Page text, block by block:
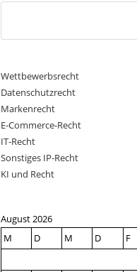
Wettbewerbsrecht
Datenschutzrecht
Markenrecht
E-Commerce-Recht
IT-Recht
Sonstiges IP-Recht
KI und Recht
August 2026
M
D M D F